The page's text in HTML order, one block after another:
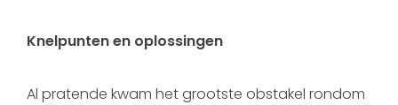
Knelpunten en oplossingen
Al pratende kwam het grootste obstakel rondom